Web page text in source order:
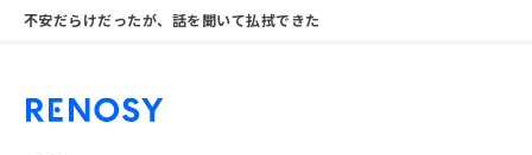
不安だらけだったが、話を聞いて払拭できた